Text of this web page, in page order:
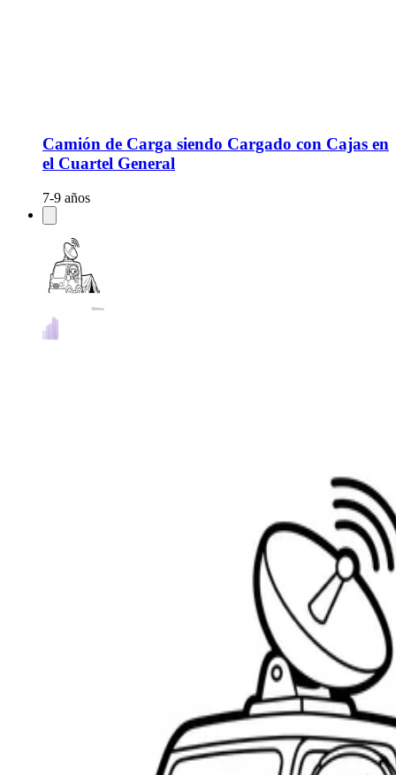
Camión de Carga siendo Cargado con Cajas en
el Cuartel General
7-9 años